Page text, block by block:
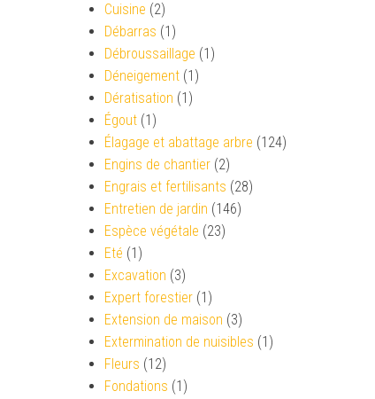
Cuisine (2)
Débarras (1)
Débroussaillage (1)
Déneigement (1)
Dératisation (1)
Égout (1)
Élagage et abattage arbre (124)
Engins de chantier (2)
Engrais et fertilisants (28)
Entretien de jardin (146)
Espèce végétale (23)
Eté (1)
Excavation (3)
Expert forestier (1)
Extension de maison (3)
Extermination de nuisibles (1)
Fleurs (12)
Fondations (1)